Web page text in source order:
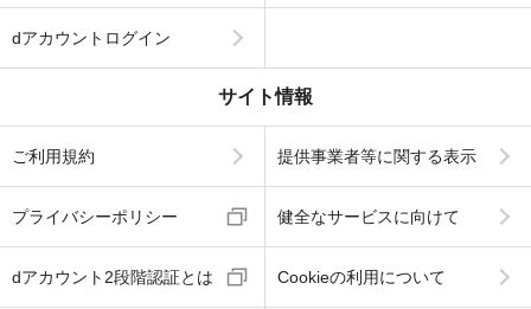
dアカウントログイン
サイト情報
ご利用規約 提供事業者等に関する表示
プライバシーポリシー 健全なサービスに向けて
dアカウント2段階認証とは Cookieの利用について